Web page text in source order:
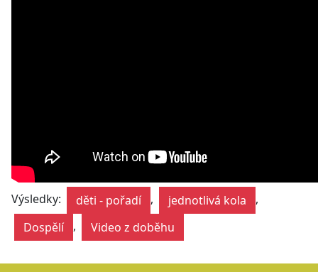
Výsledky: děti - pořadí , jednotlivá kola
,
Dospělí
, Video z doběhu